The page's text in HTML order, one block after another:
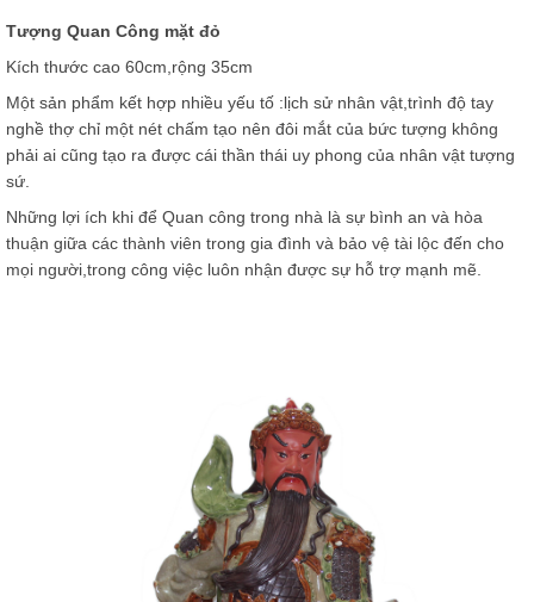
Tượng Quan Công mặt đỏ
Kích thước cao 60cm,rộng 35cm
Một sản phẩm kết hợp nhiều yếu tố :lịch sử nhân vật,trình độ tay
nghề thợ chỉ một nét chấm tạo nên đôi mắt của bức tượng không
phải ai cũng tạo ra được cái thần thái uy phong của nhân vật tượng
sứ.
Những lợi ích khi để Quan công trong nhà là sự bình an và hòa
thuận giữa các thành viên trong gia đình và bảo vệ tài lộc đến cho
mọi người,trong công việc luôn nhận được sự hỗ trợ mạnh mẽ.